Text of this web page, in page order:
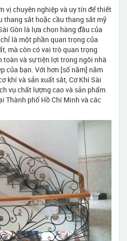
vị chuyên nghiệp và uy tín để thiết
thang sắt hoặc cầu thang sắt mỹ
Gòn là lựa chọn hàng đầu của
là một phần quan trọng của
mà còn có vai trò quan trọng
toàn và sự tiện lợi trong ngôi nhà
của bạn. Với hơn [số năm] năm
khí và sản xuất sắt, Cơ Khí Sài
vụ chất lượng cao và sản phẩm
Thành phố Hồ Chí Minh và các